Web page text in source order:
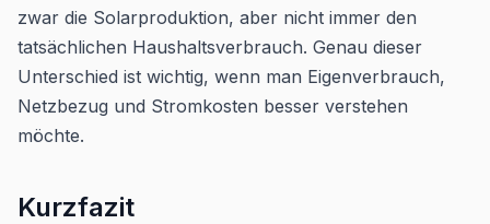
zwar die Solarproduktion, aber nicht immer den
tatsächlichen Haushaltsverbrauch. Genau dieser
Unterschied ist wichtig, wenn man Eigenverbrauch,
Netzbezug und Stromkosten besser verstehen
möchte.
Kurzfazit